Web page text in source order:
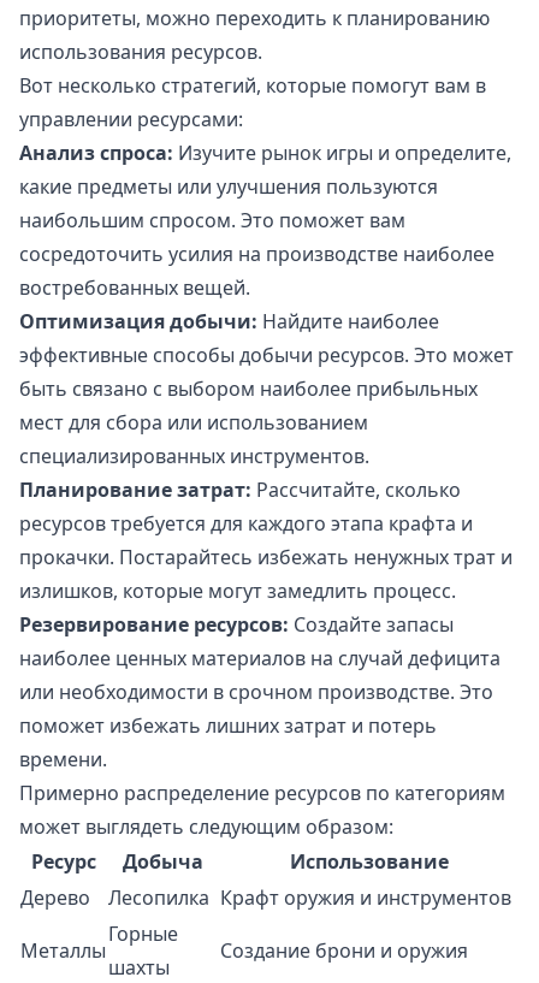
приоритеты, можно переходить к планированию
использования ресурсов.
Вот несколько стратегий, которые помогут вам в
управлении ресурсами:
Анализ спроса: Изучите рынок игры и определите,
какие предметы или улучшения пользуются
наибольшим спросом. Это поможет вам
сосредоточить усилия на производстве наиболее
востребованных вещей.
Оптимизация добычи: Найдите наиболее
эффективные способы добычи ресурсов. Это может
быть связано с выбором наиболее прибыльных
мест для сбора или использованием
специализированных инструментов.
Планирование затрат: Рассчитайте, сколько
ресурсов требуется для каждого этапа крафта и
прокачки. Постарайтесь избежать ненужных трат и
излишков, которые могут замедлить процесс.
Резервирование ресурсов: Создайте запасы
наиболее ценных материалов на случай дефицита
или необходимости в срочном производстве. Это
поможет избежать лишних затрат и потерь
времени.
Примерно распределение ресурсов по категориям
может выглядеть следующим образом:
Ресурс
Добыча
Использование
Дерево
Лесопилка Крафт оружия и инструментов
Металлы
Горные
шахты
Создание брони и оружия